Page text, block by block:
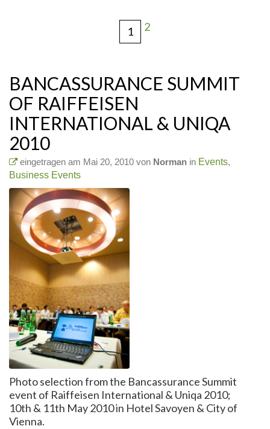
1 2
BANCASSURANCE SUMMIT
OF RAIFFEISEN
INTERNATIONAL & UNIQA
2010
eingetragen am Mai 20, 2010 von Norman in Events,
Business Events
Photo selection from the Bancassurance Summit
event of Raiffeisen International & Uniqa 2010;
10th & 11th May 2010 in Hotel Savoyen & City of
Vienna.